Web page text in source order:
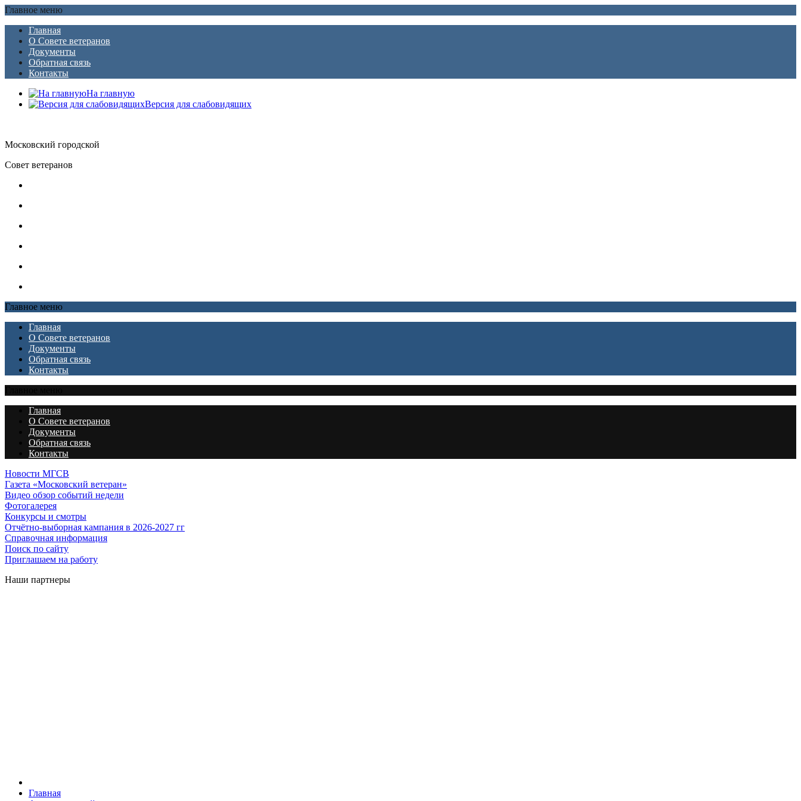
Главное меню
Главная
О Совете ветеранов
Документы
Обратная связь
Контакты
На главную
Версия для слабовидящих
Московский городской
Совет ветеранов
Главное меню
Главная
О Совете ветеранов
Документы
Обратная связь
Контакты
Главная
О Совете ветеранов
Документы
Обратная связь
Контакты
Новости МГСВ
Газета «Московский ветеран»
Видео обзор событий недели
Фотогалерея
Конкурсы и смотры
Отчётно-выборная кампания в 2026-2027 гг
Справочная информация
Поиск по сайту
Приглашаем на работу
Наши партнеры
Главная